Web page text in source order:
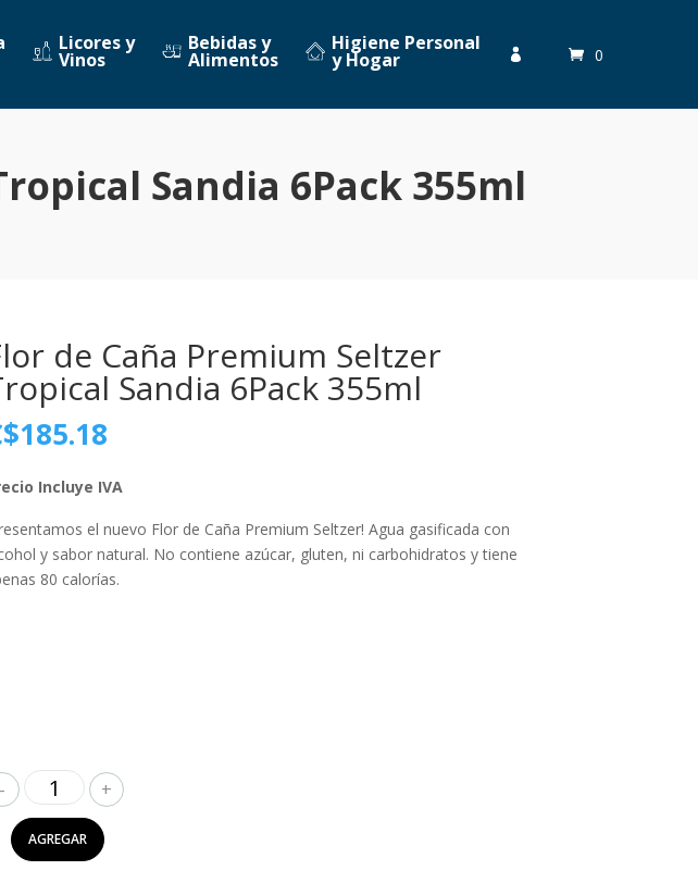
Licores y
Vinos
Bebidas y
Alimentos
Higiene Personal
y Hogar  0
Sandia 6Pack 355ml
de Caña Premium Seltzer
Sandia 6Pack 355ml
185.18
Incluye IVA
el nuevo Flor de Caña Premium Seltzer! Agua gasificada con
y sabor natural. No contiene azúcar, gluten, ni carbohidratos y tiene
80 calorías.
Flor
de
Caña
Premium
AGREGAR